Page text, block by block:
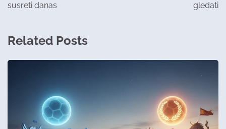
susreti danas
gledati
Related Posts